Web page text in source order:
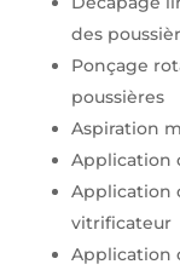
des
Ponçage
poussières
Aspiration
Application
Application
vitrificateur
Application